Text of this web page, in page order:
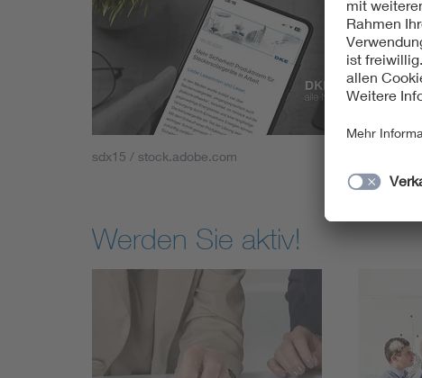
sdx15 / stock.adobe.com
Werden Sie aktiv!